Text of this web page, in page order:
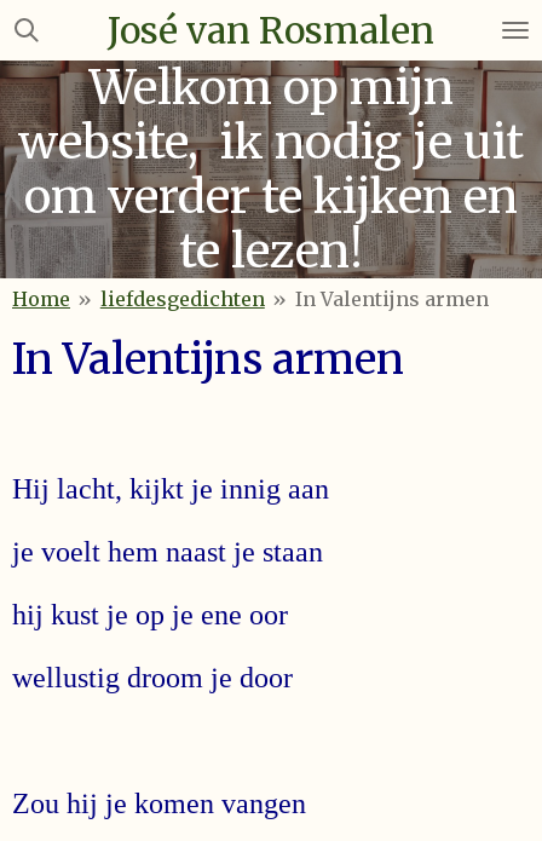
Ga
naar
de
hoofdinhoud
José van Rosmalen
Welkom op mijn
website, ik nodig je uit
om verder te kijken en
te lezen!
Home » liefdesgedichten » In Valentijns armen
In Valentijns armen
Hij lacht, kijkt je innig aan
je voelt hem naast je staan
hij kust je op je ene oor
wellustig droom je door
Zou hij je komen vangen